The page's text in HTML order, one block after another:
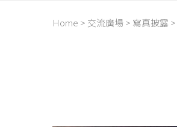
Home > 交流廣場 > 寫真披露 >